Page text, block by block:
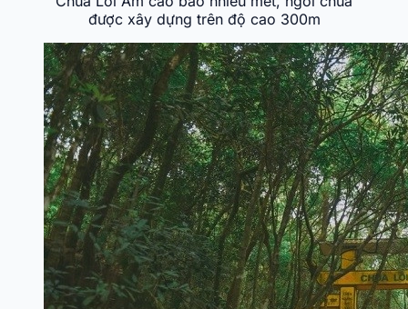
được xây dựng trên độ cao 300m